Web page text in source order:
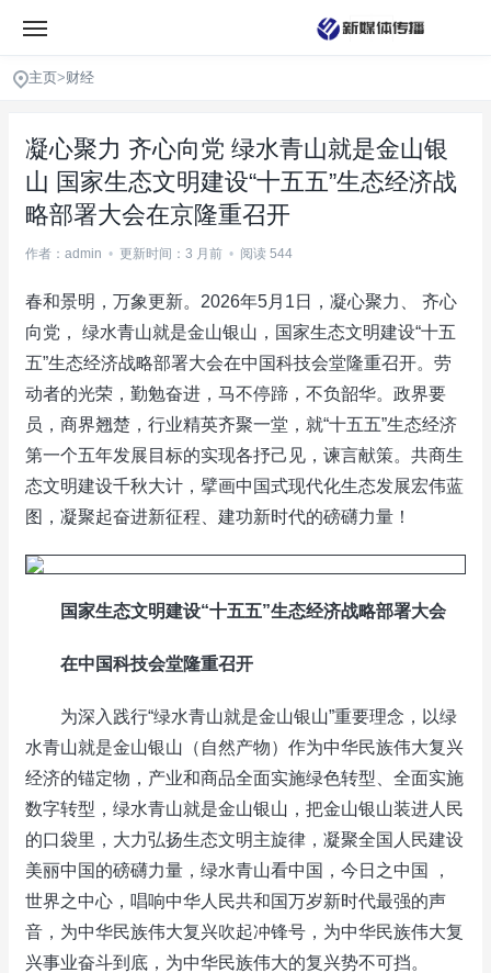
主页>财经
凝心聚力 齐心向党 绿水青山就是金山银
山 国家生态文明建设“十五五”生态经济战
略部署大会在京隆重召开
作者：admin • 更新时间：3 月前 • 阅读 544
春和景明，万象更新。2026年5月1日，凝心聚力、 齐心
向党， 绿水青山就是金山银山，国家生态文明建设“十五
五”生态经济战略部署大会在中国科技会堂隆重召开。劳
动者的光荣，勤勉奋进，马不停蹄，不负韶华。政界要
员，商界翘楚，行业精英齐聚一堂，就“十五五”生态经济
第一个五年发展目标的实现各抒己见，谏言献策。共商生
态文明建设千秋大计，擘画中国式现代化生态发展宏伟蓝
图，凝聚起奋进新征程、建功新时代的磅礴力量！
国家生态文明建设“十五五”生态经济战略部署大会
在中国科技会堂隆重召开
为深入践行“绿水青山就是金山银山”重要理念，以绿
水青山就是金山银山（自然产物）作为中华民族伟大复兴
经济的锚定物，产业和商品全面实施绿色转型、全面实施
数字转型，绿水青山就是金山银山，把金山银山装进人民
的口袋里，大力弘扬生态文明主旋律，凝聚全国人民建设
美丽中国的磅礴力量，绿水青山看中国，今日之中国 ，
世界之中心，唱响中华人民共和国万岁新时代最强的声
音，为中华民族伟大复兴吹起冲锋号，为中华民族伟大复
兴事业奋斗到底，为中华民族伟大的复兴势不可挡。